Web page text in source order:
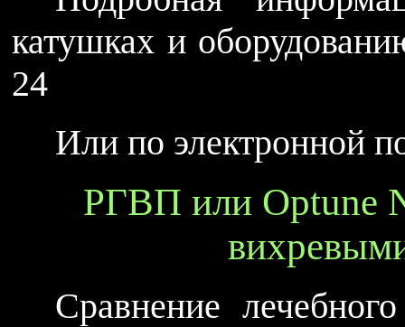
катушках и
24
Или по электронной
РГВП или Optune
Сравнение